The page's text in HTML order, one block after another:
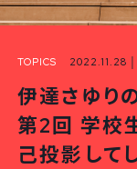
TOPICS 2022.11.28
伊達さゆり
第2回 学校
己投影して